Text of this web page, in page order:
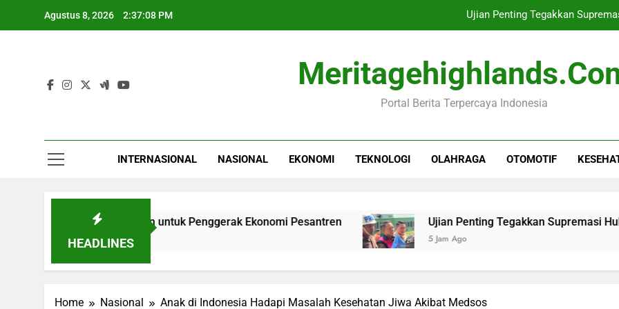
Agustus 8, 2026 2:37:09 PM Ujian Penting Tegakkan
Gamifikasi Sebagai
BPJS Ketenagakerjaan Perluas
Waspada! Universal Studios
Portal Berita Terpercaya Indonesia
INTERNASIONAL NASIONAL EKONOMI TEKNOLOGI OLAHRAGA OTOMOTIF
HEADLINES
Perlindungan untuk Penggerak Ekonomi Pesantren Ujian Penting Tegakkan Supremasi Hukum oleh
5 Jam Ago
Home Nasional Anak di Indonesia Hadapi Masalah Kesehatan Jiwa Akibat Medsos